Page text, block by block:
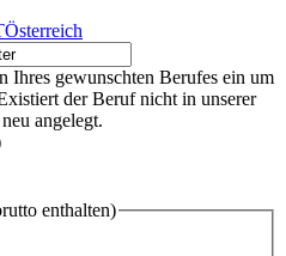
Österreich
Ihres gewunschten Berufes ein um
der Beruf nicht in unserer
angelegt.
enthalten)